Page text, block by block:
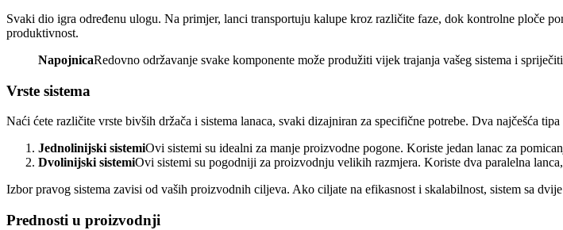
Svaki dio igra određenu ulogu. Na primjer, lanci transportuju kalupe kroz različite faze, dok kontrolne ploče
produktivnost.
NapojnicaRedovno održavanje svake komponente može produžiti vijek trajanja vašeg sistema i
Vrste sistema
Naći ćete različite vrste bivših držača i sistema lanaca, svaki dizajniran za specifične potrebe. Dva najčešća
Jednolinijski sistemiOvi sistemi su idealni za manje proizvodne pogone. Koriste jedan lanac za
Dvolinijski sistemiOvi sistemi su pogodniji za proizvodnju velikih razmjera. Koriste dva paralelna
Izbor pravog sistema zavisi od vaših proizvodnih ciljeva. Ako ciljate na efikasnost i skalabilnost, sistem sa
Prednosti u proizvodnji